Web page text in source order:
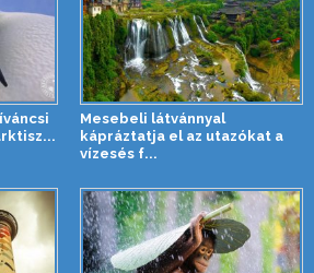
Mesebeli látvánnyal
kápráztatja el az utazókat a
vízesés f...